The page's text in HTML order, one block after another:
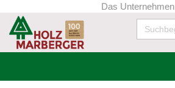
Das Unternehmen